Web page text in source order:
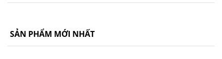
SẢN PHẨM MỚI NHẤT